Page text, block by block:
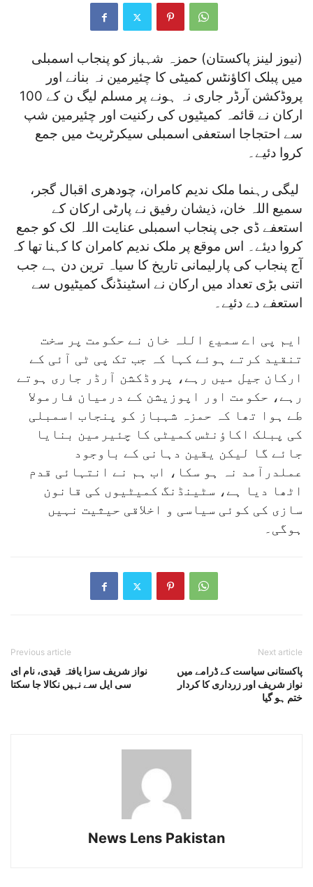
(نیوز لینز پاکستان) حمزہ شہباز کو پنجاب اسمبلی
میں پبلک اکاؤنٹس کمیٹی کا چئیرمین نہ بنانے اور
پروڈکشن آرڈر جاری نہ ہونے پر مسلم لیگ ن کے 100
ارکان نے قائمہ کمیٹیوں کی رکنیت اور چئیرمین شپ
سے احتجاجا استعفی اسمبلی سیکرٹریٹ میں جمع
کروا دئیے۔
لیگی رہنما ملک ندیم کامران، چودھری اقبال گجر،
سمیع اللہ خان، ذیشان رفیق نے پارٹی ارکان کے
استعفے ڈی جی پنجاب اسمبلی عنایت اللہ لک کو جمع
کروا دیئے۔ اس موقع پر ملک ندیم کامران کا کہنا تھا کہ
آج پنجاب کی پارلیمانی تاریخ کا سیاہ ترین دن ہے جب
اتنی بڑی تعداد میں ارکان نے اسٹینڈنگ کمیٹیوں سے
استعفے دے دئیے۔
ایم پی اے سمیع اللہ خان نے حکومت پر سخت
تنقید کرتے ہوئے کہا کہ جب تک پی ٹی آئی کے
ارکان جیل میں رہے، پروڈکشن آرڈر جاری ہوتے
رہے، حکومت اور اپوزیشن کے درمیان فارمولا
طے ہوا تھا کہ حمزہ شہباز کو پنجاب اسمبلی
کی پبلک اکاؤنٹس کمیٹی کا چئیرمین بنایا
جائے گا لیکن یقین دہانی کے باوجود
عملدرآمد نہ ہو سکا، اب ہم نے انتہائی قدم
اٹھا دیا ہے، سٹینڈنگ کمیٹیوں کی قانون
سازی کی کوئی سیاسی و اخلاقی حیثیت نہیں
ہوگی۔
Previous article
نواز شریف سزا یافتہ قیدی، نام ای
سی ایل سے نہیں نکالا جا سکتا
Next article
پاکستانی سیاست کے ڈرامے میں
نواز شریف اور زرداری کا کردار
ختم ہو گیا
News Lens Pakistan